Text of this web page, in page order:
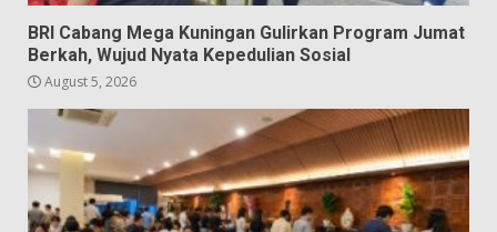
BRI Cabang Mega Kuningan Gulirkan Program Jumat
Berkah, Wujud Nyata Kepedulian Sosial
August 5, 2026